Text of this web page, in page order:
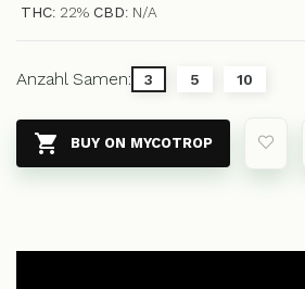
THC: 22% CBD: N/A
Anzahl Samen: 3 5 10
 BUY ON MYCOTROP